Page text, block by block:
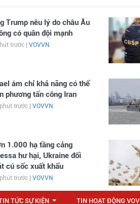
Trump nêu lý do châu Âu
có quân đội mạnh
trước | VOVVN
ám chỉ khả năng có thể
phương tấn công Iran
trước | VOVVN
1.000 hạ tầng cảng
hư hại, Ukraine đối
cú sốc xuất khẩu
trước | VOVVN
TỨC SỰ KIỆN TIN HOẠT ĐỘNG VOV